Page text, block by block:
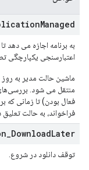
Managed
به برنامه اجازه می دهد
اعتبارسنجی یکپارچگی
منتقل می شود.
فراخواند، به حالت تعلیق
DownloadLater
توقف دانلود در شروع.